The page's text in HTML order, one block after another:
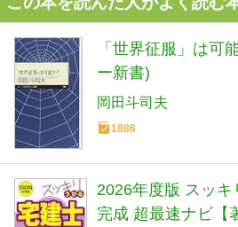
「世界征服」は可
ー新書)
岡田斗司夫
1886
2026年度版 スッキ
完成 超最速ナビ【